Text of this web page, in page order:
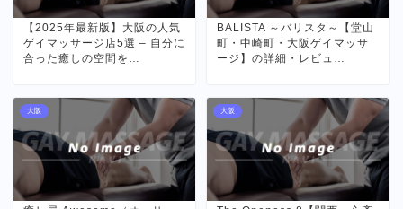
【2025年最新版】大阪の人気
ゲイマッサージ店5選 – 自分に
合った癒しの空間を…
BALISTA ～バリスタ～【堂山
町・中崎町・大阪ゲイマッサ
ージ】の詳細・レビュ…
大阪 大阪